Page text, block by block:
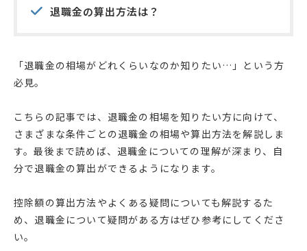
退職金の算出方法は？
「退職金の相場がどれくらいなのか知りたい…」という方
必見。
こちらの記事では、退職金の相場を知りたい方に向けて、
さまざまな条件ごとの退職金の相場や算出方法を解説しま
す。最後まで読めば、退職金についての理解が深まり、自
分で退職金の算出ができるようになります。
控除額の算出方法やよくある疑問についても解説するた
め、退職金について疑問がある方はぜひ参考にしてくださ
い。